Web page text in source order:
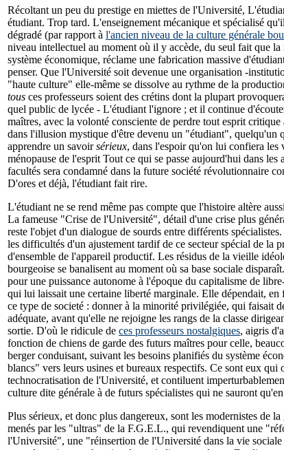
Récoltant un peu du prestige en miettes de l'Université,
étudiant. Trop tard. L'enseignement mécanique et spécialisé
dégradé (par rapport à l'ancien niveau de la culture générale
niveau intellectuel au moment où il y accède, du seul fait que
système économique, réclame une fabrication massive
penser. Que l'Université soit devenue une organisation -
"haute culture" elle-même se dissolve au rythme de la
tous ces professeurs soient des crétins dont la plupart
quel public de lycée - L'étudiant l'ignore ; et il continue
maîtres, avec la volonté consciente de perdre tout esprit
dans l'illusion mystique d'être devenu un "étudiant", quelqu'un
apprendre un savoirsérieux, dans l'espoir qu'on lui confiera les
ménopause de l'esprit Tout ce qui se passe aujourd'hui dans les
facultés sera condamné dans la future société révolutionnaire
D'ores et déjà, l'étudiant fait rire.
L'étudiant ne se rend même pas compte que l'histoire altère
La fameuse "Crise de l'Université", détail d'une crise plus
reste l'objet d'un dialogue de sourds entre différents
les difficultés d'un ajustement tardif de ce secteur spécial de la
d'ensemble de l'appareil productif. Les résidus de la vieille
bourgeoise se banalisent au moment où sa base sociale
pour une puissance autonome à l'époque du capitalisme de
qui lui laissait une certaine liberté marginale. Elle dépendait, en
ce type de societé : donner à la minorité privilégiée, qui faisait
adéquate, avant qu'elle ne rejoigne les rangs de la classe
sortie. D'où le ridicule de ces professeurs nostalgiques, aigris
fonction de chiens de garde des futurs maîtres pour celle,
berger conduisant, suivant les besoins planifiés du système
blancs" vers leurs usines et bureaux respectifs. Ce sont eux qui
technocratisation de l'Université, et contiluent
culture dite générale à de futurs spécialistes qui ne sauront
Plus sérieux, et donc plus dangereux, sont les modernistes de
menés par les "ultras" de la F.G.E.L., qui revendiquent une
l'Université", une "réinsertion de l'Université dans la vie